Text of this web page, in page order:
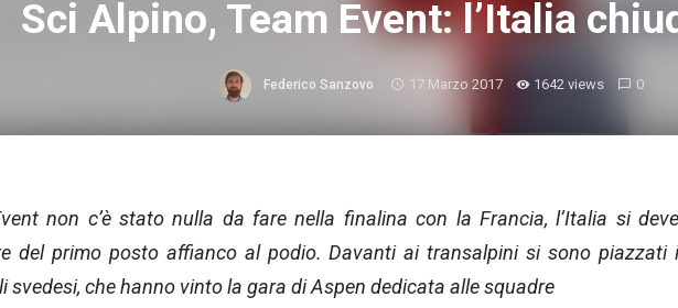
Sci Alpino, Team Event: l’Italia
Federico Sanzovo 17 Marzo 2017 1642 views 0
non c’è stato nulla da fare nella finalina con la Francia, l’Italia si deve
del primo posto affianco al podio. Davanti ai transalpini si sono piazzati i
svedesi, che hanno vinto la gara di Aspen dedicata alle squadre